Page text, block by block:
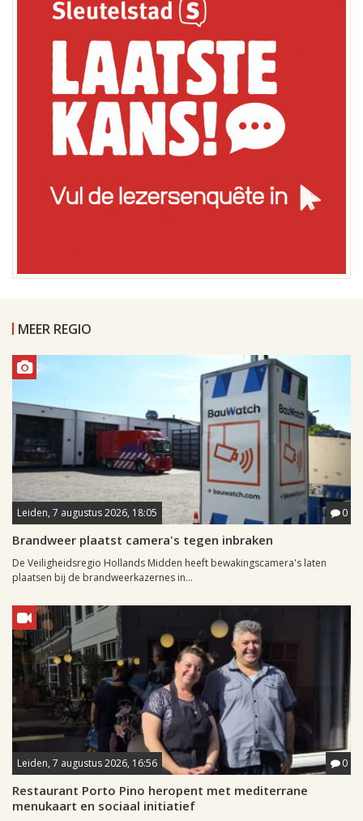
MEER REGIO
Leiden, 7 augustus 2026, 18:05 0
Brandweer plaatst camera's tegen inbraken
De Veiligheidsregio Hollands Midden heeft bewakingscamera's laten
plaatsen bij de brandweerkazernes in...
Leiden, 7 augustus 2026, 16:56 0
Restaurant Porto Pino heropent met mediterrane
menukaart en sociaal initiatief